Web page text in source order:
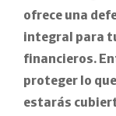
ofrece una
integral para
financieros.
proteger lo
estarás